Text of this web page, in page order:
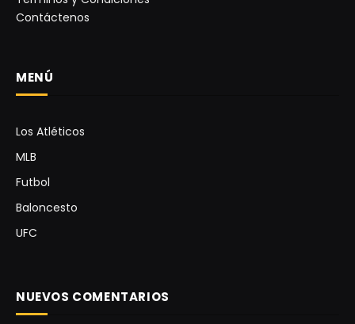
Contáctenos
MENÚ
Los Atléticos
MLB
Futbol
Baloncesto
UFC
NUEVOS COMENTARIOS